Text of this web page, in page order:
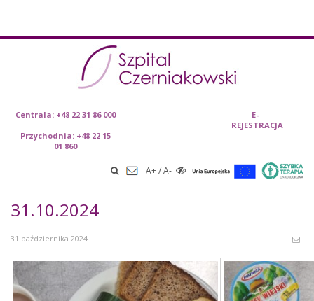
Skip
Centrala: +48 22 31 86 000
Przychodnia: +48 22 15
01 860
E-
REJESTRACJA
A+/A-
31.10.2024
31 października 2024